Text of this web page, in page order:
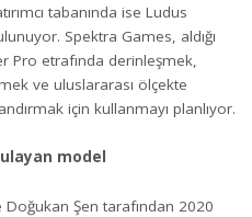
tabanında ise Ludus
Spektra Games, aldığı
Pro etrafında derinleşmek,
ve uluslararası ölçekte
için kullanmayı planlıyor.
model
Şen tarafından 2020